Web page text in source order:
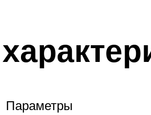
Параметры